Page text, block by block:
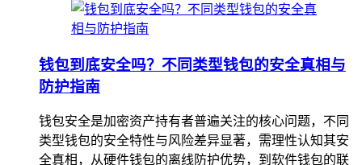
钱包到底安全吗？不同类型钱包的安全真相与
防护指南
钱包安全是加密资产持有者普遍关注的核心问题，不同
类型钱包的安全特性与风险差异显著，需理性认知其安
全真相，从硬件钱包的离线防护优势，到软件钱包的联